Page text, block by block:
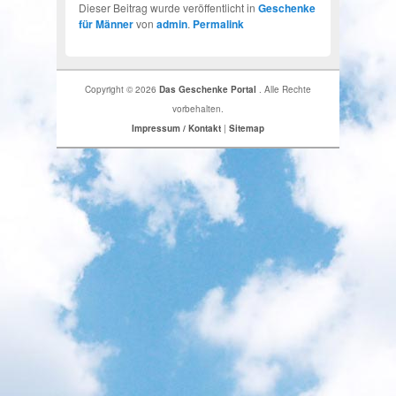
Dieser Beitrag wurde veröffentlicht in Geschenke
für Männervon admin. Permalink
Copyright © 2026 Das Geschenke Portal . Alle Rechte
vorbehalten.
Impressum / Kontakt | Sitemap